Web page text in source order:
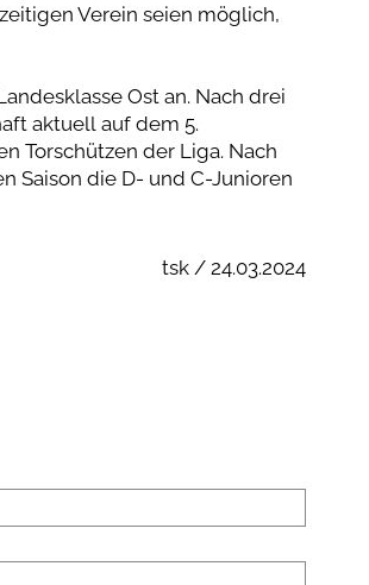
Verein seien möglich,
Ost an. Nach drei
aktuell auf dem 5.
Torschützen der Liga. Nach
Saison die D- und C-Junioren
tsk / 24.03.2024